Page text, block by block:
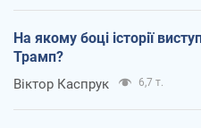
На якому боці історії
Трамп?
Віктор Каспрук 6,7 т.